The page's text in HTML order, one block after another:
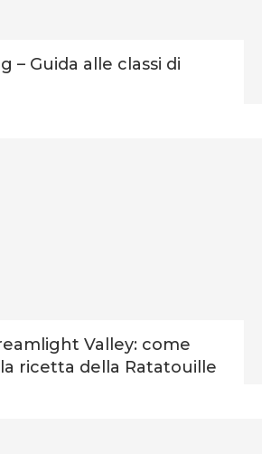
– Guida alle classi di
Valley: come
ricetta della Ratatouille